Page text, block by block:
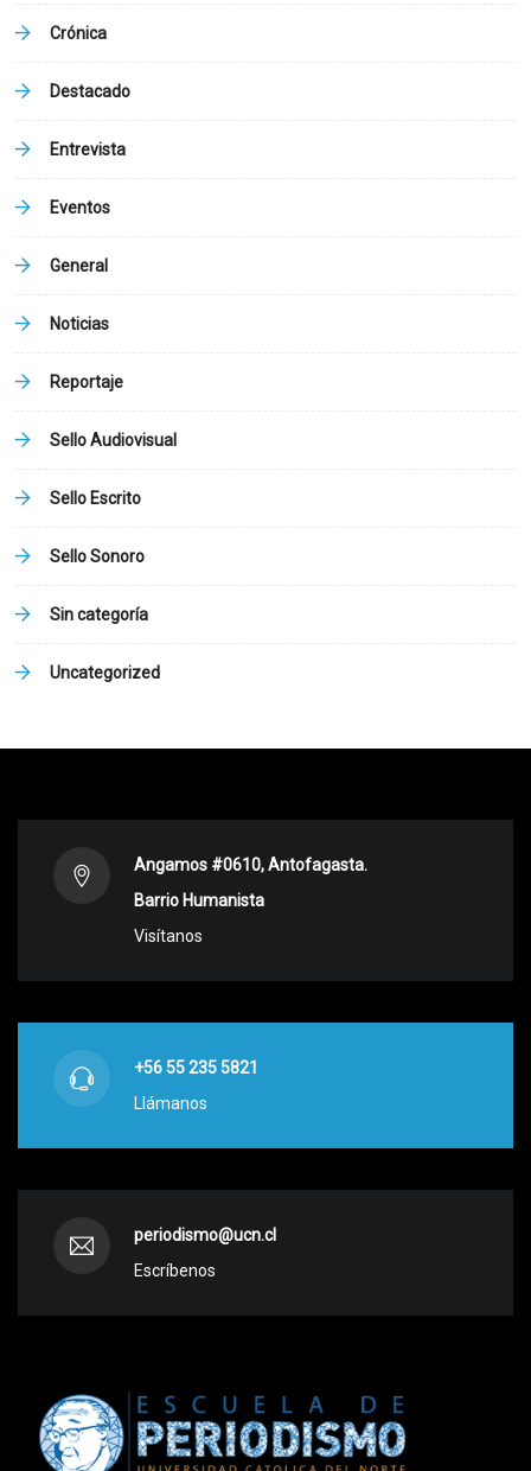
Crónica
Destacado
Entrevista
Eventos
General
Noticias
Reportaje
Sello Audiovisual
Sello Escrito
Sello Sonoro
Sin categoría
Uncategorized
Angamos #0610, Antofagasta.
Barrio Humanista
Visítanos
+56 55 235 5821
Llámanos
periodismo@ucn.cl
Escríbenos